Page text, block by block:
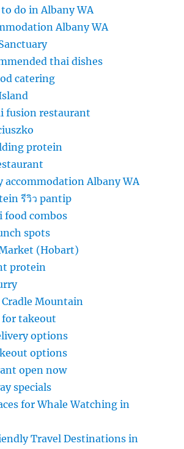
do in Albany WA
Albany WA
thai dishes
catering
fusion restaurant
protein
Albany WA
รีวิว pantip
food combos
spots
(Hobart)
protein
Cradle Mountain
takeout
options
options
open now
specials
for Whale Watching in
Travel Destinations in